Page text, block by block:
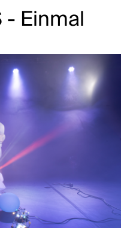
- Einmal